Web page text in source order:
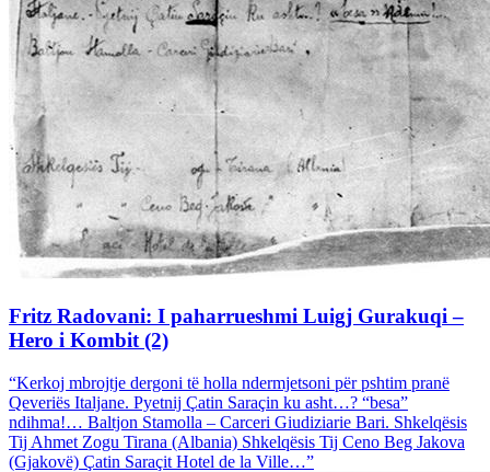
Fritz Radovani: I paharrueshmi Luigj Gurakuqi –
Hero i Kombit (2)
“Kerkoj mbrojtje dergoni të holla ndermjetsoni për pshtim pranë
Qeveriës Italjane. Pyetnij Çatin Saraçin ku asht…? “besa”
ndihma!… Baltjon Stamolla – Carceri Giudiziarie Bari. Shkelqësis
Tij Ahmet Zogu Tirana (Albania) Shkelqësis Tij Ceno Beg Jakova
(Gjakovë) Çatin Saraçit Hotel de la Ville…”